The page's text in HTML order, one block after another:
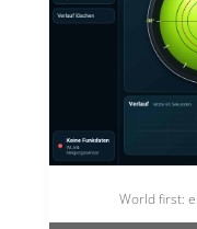
World first: